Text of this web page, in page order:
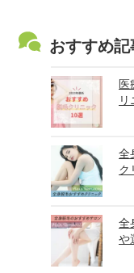
おすすめ
医
全
ク
全
や